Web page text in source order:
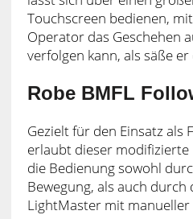
Touchscreen bedienen,
Operator das Geschehen
verfolgen kann, als säße
Robe BMFL
Gezielt für den Einsatz als
erlaubt dieser modifizierte
die Bedienung sowohl
Bewegung, als auch
LightMaster mit manueller